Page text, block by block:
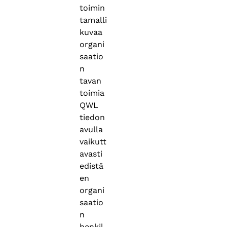
toimin
tamalli
kuvaa
organi
saatio
n
tavan
toimia
QWL
tiedon
avulla
vaikutt
avasti
edistä
en
organi
saatio
n